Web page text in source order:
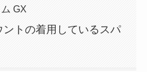
GX
ントの着用しているスパ